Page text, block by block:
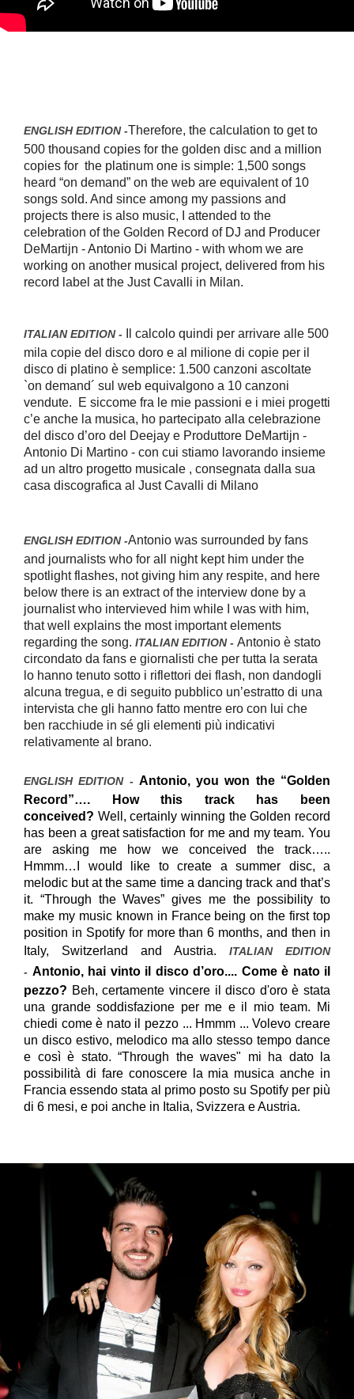
ENGLISH EDITION -Therefore, the calculation to get to
500 thousand copies for the golden disc and a million
copies for the platinum one is simple: 1,500 songs
heard “on demand” on the web are equivalent of 10
songs sold. And since among my passions and
projects there is also music, I attended to the
celebration of the Golden Record of DJ and Producer
DeMartijn - Antonio Di Martino - with whom we are
working on another musical project, delivered from his
record label at the Just Cavalli in Milan.
ITALIAN EDITION -
Il calcolo quindi per arrivare alle 500
mila copie del disco doro e al milione di copie per il
disco di platino è semplice: 1.500 canzoni ascoltate
`on demand´ sul web equivalgono a 10 canzoni
vendute.
E siccome fra le mie passioni e i miei progetti
c’e anche la musica, ho partecipato alla celebrazione
del disco d’oro del Deejay e Produttore DeMartijn -
Antonio Di Martino - con cui stiamo lavorando insieme
ad un altro progetto musicale , consegnata dalla sua
casa discografica al Just Cavalli di Milano
ENGLISH EDITION -Antonio was surrounded by fans
and journalists who for all night kept him under the
spotlight flashes, not giving him any respite, and here
below there is an extract of the interview done by a
journalist who intervieved him while I was with him,
that well explains the most important elements
regarding the song. ITALIAN EDITION - Antonio è stato
circondato da fans e giornalisti che per tutta la serata
lo hanno tenuto sotto i riflettori dei flash, non dandogli
alcuna tregua, e di seguito pubblico un’estratto di una
intervista che gli hanno fatto mentre ero con lui che
ben racchiude in sé gli elementi più indicativi
relativamente al brano.
ENGLISH EDITION - Antonio, you won the “Golden
Record”…. How this track has been
conceived? Well, certainly winning the Golden record
has been a great satisfaction for me and my team. You
are asking me how we conceived the track…..
Hmmm…I would like to create a summer disc, a
melodic but at the same time a dancing track and that’s
it. “Through the Waves” gives me the possibility to
make my music known in France being on the first top
position in Spotify for more than 6 months, and then in
Italy, Switzerland and Austria. ITALIAN EDITION
- Antonio, hai vinto il disco d’oro.... Come è nato il
pezzo? Beh, certamente vincere il disco d'oro è stata
una grande soddisfazione per me e il mio team. Mi
chiedi come è nato il pezzo ... Hmmm ... Volevo creare
un disco estivo, melodico ma allo stesso tempo dance
e così è stato. “Through the waves" mi
ha dato la
possibilità di fare conoscere la mia musica anche in
Francia essendo stata al primo posto su Spotify per più
di 6 mesi, e poi anche in Italia, Svizzera e Austria.